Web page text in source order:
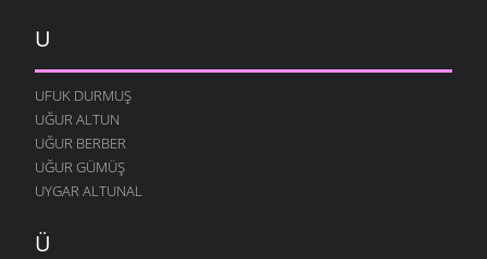
U
UFUK DURMUŞ
UĞUR ALTUN
UĞUR BERBER
UĞUR GÜMÜŞ
UYGAR ALTUNAL
Ü